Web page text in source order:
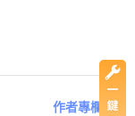
作者專欄